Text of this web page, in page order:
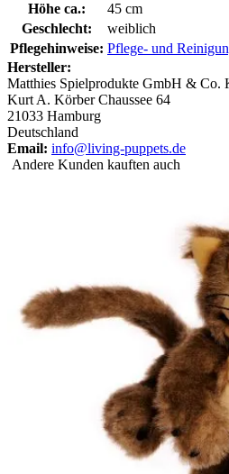
Höhe ca.:
45 cm
Geschlecht:
weiblich
Pflegehinweise: Pflege- und
Hersteller:
Matthies Spielprodukte GmbH & Co.
Kurt A. Körber Chaussee 64
21033 Hamburg
Deutschland
Email: info@living-puppets.de
Andere Kunden kauften auch